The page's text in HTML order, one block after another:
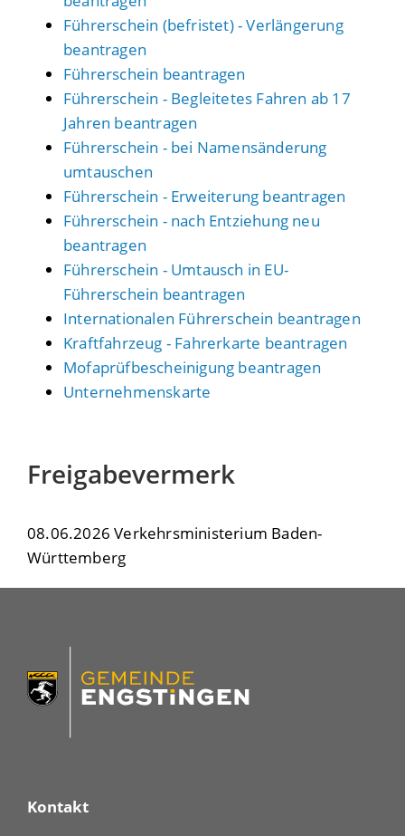
Führerschein (befristet) - Verlängerung
beantragen
Führerschein beantragen
Führerschein - Begleitetes Fahren ab 17
Jahren beantragen
Führerschein - bei Namensänderung
umtauschen
Führerschein - Erweiterung beantragen
Führerschein - nach Entziehung neu
beantragen
Führerschein - Umtausch in EU-
Führerschein beantragen
Internationalen Führerschein beantragen
Kraftfahrzeug - Fahrerkarte beantragen
Mofaprüfbescheinigung beantragen
Unternehmenskarte
Freigabevermerk
08.06.2026 Verkehrsministerium Baden-
Württemberg
Kontakt